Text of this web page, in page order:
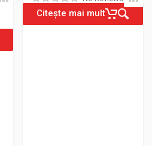
Citește mai mult